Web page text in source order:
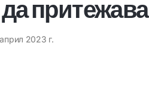
притежава
2023 г.